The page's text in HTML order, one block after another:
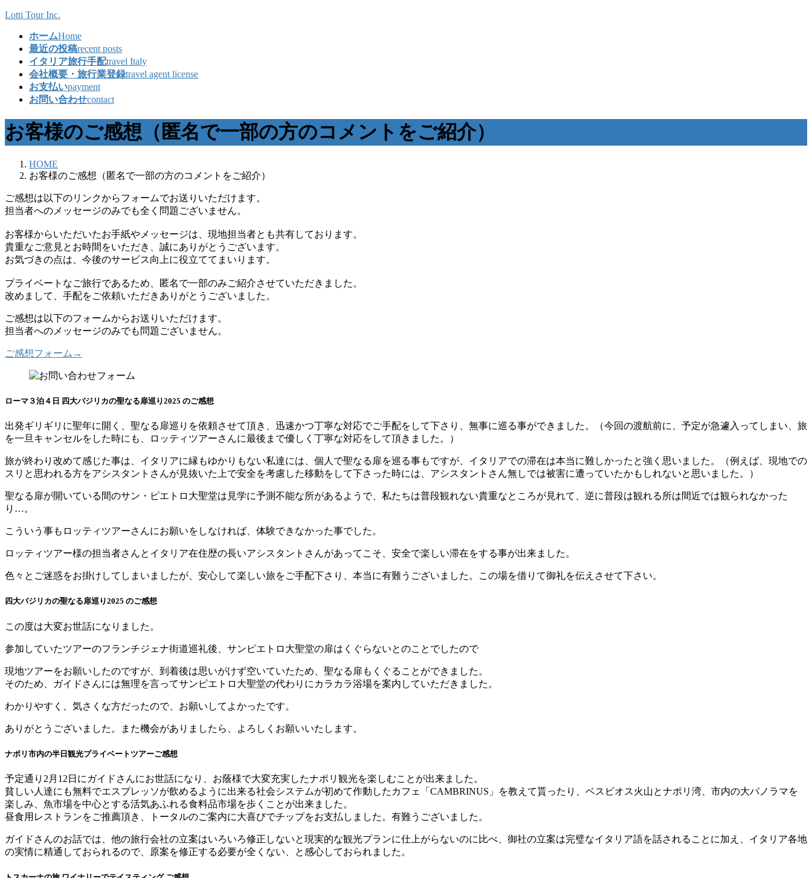
コ
プ
ナ
動
Lotti Tour Inc.
ホームHome
最近の投稿recent posts
イタリア旅行手配travel Italy
会社概要・旅行業登録travel agent license
お支払いpayment
お問い合わせcontact
お客様のご感想（匿名で一部の方のコメントをご紹介）
HOME
お客様のご感想（匿名で一部の方のコメントをご紹介）
ご感想は以下のリンクからフォームでお送りいただけます。
担当者へのメッセージのみでも全く問題ございません。
お客様からいただいたお手紙やメッセージは、現地担当者とも共有しております。
貴重なご意見とお時間をいただき、誠にありがとうございます。
お気づきの点は、今後のサービス向上に役立ててまいります。
プライベートなご旅行であるため、匿名で一部のみご紹介させていただきました。
改めまして、手配をご依頼いただきありがとうございました。
ご感想は以下のフォームからお送りいただけます。
担当者へのメッセージのみでも問題ございません。
ご感想フォーム→
ローマ３泊４日 四大バジリカの聖なる扉巡り2025 のご感想
出発ギリギリに聖年に開く、聖なる扉巡りを依頼させて頂き、迅速かつ丁寧な対応でご手配をして下さり、無事に巡る事ができました。（今回の渡航前に、予定が急遽入ってしまい、旅
を一旦キャンセルをした時にも、ロッティツアーさんに最後まで優しく丁寧な対応をして頂きました。）
旅が終わり改めて感じた事は、イタリアに縁もゆかりもない私達には、個人で聖なる扉を巡る事もですが、イタリアでの滞在は本当に難しかったと強く思いました。（例えば、現地での
スリと思われる方をアシスタントさんが見抜いた上で安全を考慮した移動をして下さった時には、アシスタントさん無しでは被害に遭っていたかもしれないと思いました。）
聖なる扉が開いている間のサン・ピエトロ大聖堂は見学に予測不能な所があるようで、私たちは普段観れない貴重なところが見れて、逆に普段は観れる所は間近では観られなかった
り…。
こういう事もロッティツアーさんにお願いをしなければ、体験できなかった事でした。
ロッティツアー様の担当者さんとイタリア在住歴の長いアシスタントさんがあってこそ、安全で楽しい滞在をする事が出来ました。
色々とご迷惑をお掛けしてしまいましたが、安心して楽しい旅をご手配下さり、本当に有難うございました。この場を借りて御礼を伝えさせて下さい。
四大バジリカの聖なる扉巡り2025 のご感想
この度は大変お世話になりました。
参加していたツアーのフランチジェナ街道巡礼後、サンピエトロ大聖堂の扉はくぐらないとのことでしたので
現地ツアーをお願いしたのですが、到着後は思いがけず空いていたため、聖なる扉もくぐることができました。
そのため、ガイドさんには無理を言ってサンピエトロ大聖堂の代わりにカラカラ浴場を案内していただきました。
わかりやすく、気さくな方だったので、お願いしてよかったです。
ありがとうございました。また機会がありましたら、よろしくお願いいたします。
ナポリ市内の半日観光プライベートツアーご感想
予定通り2月12日にガイドさんにお世話になり、お蔭様で大変充実したナポリ観光を楽しむことが出来ました。
貧しい人達にも無料でエスプレッソが飲めるように出来る社会システムが初めて作動したカフェ「CAMBRINUS」を教えて貰ったり、ベスビオス火山とナポリ湾、市内の大パノラマを
楽しみ、魚市場を中心とする活気あふれる食料品市場を歩くことが出来ました。
昼食用レストランをご推薦頂き、トータルのご案内に大喜びでチップをお支払しました。有難うございました。
ガイドさんのお話では、他の旅行会社の立案はいろいろ修正しないと現実的な観光プランに仕上がらないのに比べ、御社の立案は完璧なイタリア語を話されることに加え、イタリア各地
の実情に精通しておられるので、原案を修正する必要が全くない、と感心しておられました。